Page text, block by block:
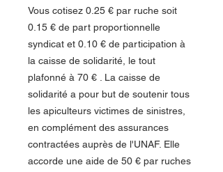
Vous cotisez 0.25 € par ruche soit
0.15 € de part proportionnelle
syndicat et 0.10 € de participation à
la caisse de solidarité, le tout
plafonné à 70 € . La caisse de
solidarité a pour but de soutenir tous
les apiculteurs victimes de sinistres,
en complément des assurances
contractées auprès de l'UNAF. Elle
accorde une aide de 50 € par ruches